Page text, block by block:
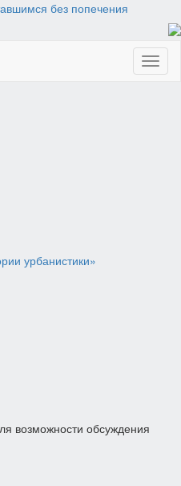
урбанистики»
возможности обсуждения